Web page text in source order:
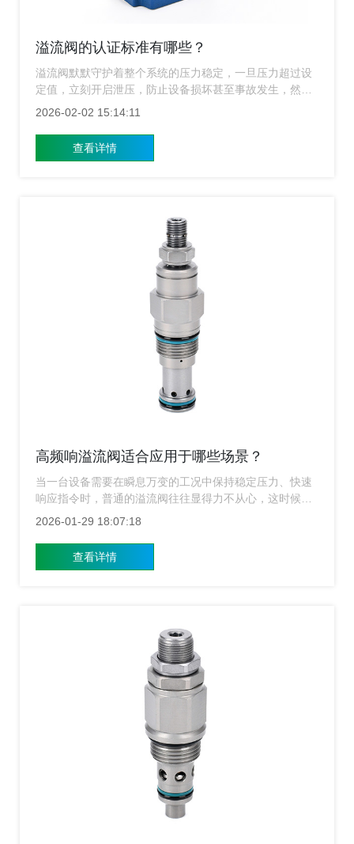
溢流阀的认证标准有哪些？
溢流阀默默守护着整个系统的压力稳定，一旦压力超过设
定值，立刻开启泄压，防止设备损坏甚至事故发生，然而
一个小小的阀门，背后却牵连着整条生产线的安全与效
它能否进入高端市场、赢得客户信任。
2026-02-02 15:14:11
查看详情
高频响溢流阀适合应用于哪些场景？
当一台设备需要在瞬息万变的工况中保持稳定压力、快速
响应指令时，普通的溢流阀往往显得力不从心，这时候上
海溢流阀厂家的，高频响溢流阀便悄然登场，成为许多高
2026-01-29 18:07:18
查看详情